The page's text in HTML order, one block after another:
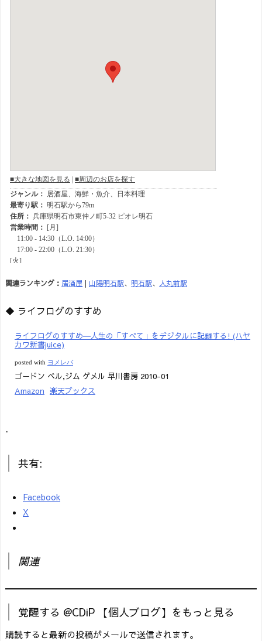
関連ランキング： 居酒屋 | 山陽明石駅、 明石駅、 人丸前駅
◆ ライフログのすすめ
ライフログのすすめ―人生の「すべて」をデジタルに記録する! (ハヤ
カワ新書juice)
posted with ヨメレバ
ゴードン ベル,ジム ゲメル 早川書房 2010-01
Amazon 楽天ブックス
.
共有:
Facebook
X
関連
覚醒する @CDiP 【個人ブログ】をもっと見る
購読すると最新の投稿がメールで送信されます。